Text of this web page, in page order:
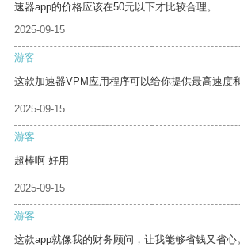
速器app的价格应该在50元以下才比较合理。
2025-09-15
游客
这款加速器VPM应用程序可以给你提供最高速度
2025-09-15
游客
超棒啊 好用
2025-09-15
游客
这款app就像我的财务顾问，让我能够省钱又省心